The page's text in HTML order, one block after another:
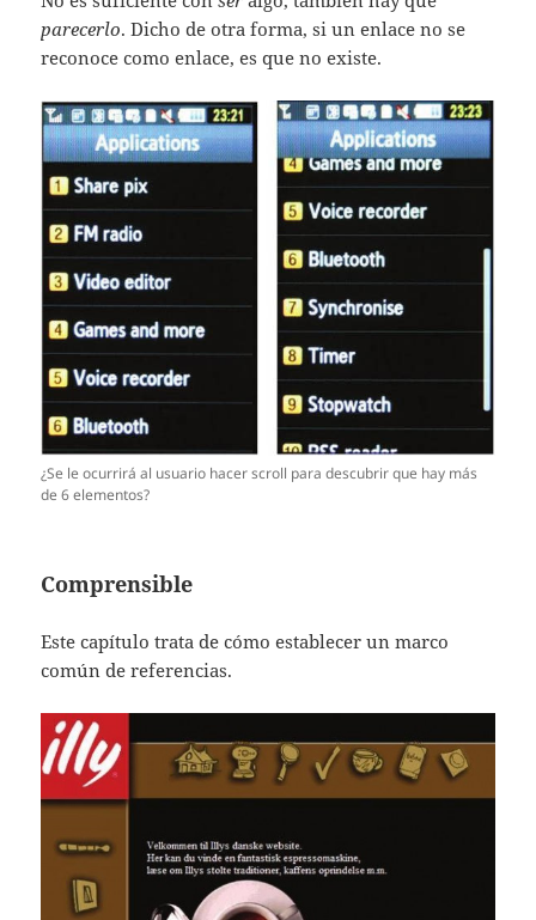
parecerlo. Dicho de otra forma, si un enlace no se
reconoce como enlace, es que no existe.
¿Se le ocurrirá al usuario hacer scroll para descubrir que hay más
de 6 elementos?
Comprensible
Este capítulo trata de cómo establecer un marco
común de referencias.